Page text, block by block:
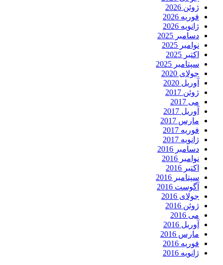
ژوئن 2026
فوریه 2026
ژانویه 2026
دسامبر 2025
نوامبر 2025
اکتبر 2025
سپتامبر 2025
جولای 2020
آوریل 2020
ژوئن 2017
می 2017
آوریل 2017
مارس 2017
فوریه 2017
ژانویه 2017
دسامبر 2016
نوامبر 2016
اکتبر 2016
سپتامبر 2016
آگوست 2016
جولای 2016
ژوئن 2016
می 2016
آوریل 2016
مارس 2016
فوریه 2016
ژانویه 2016